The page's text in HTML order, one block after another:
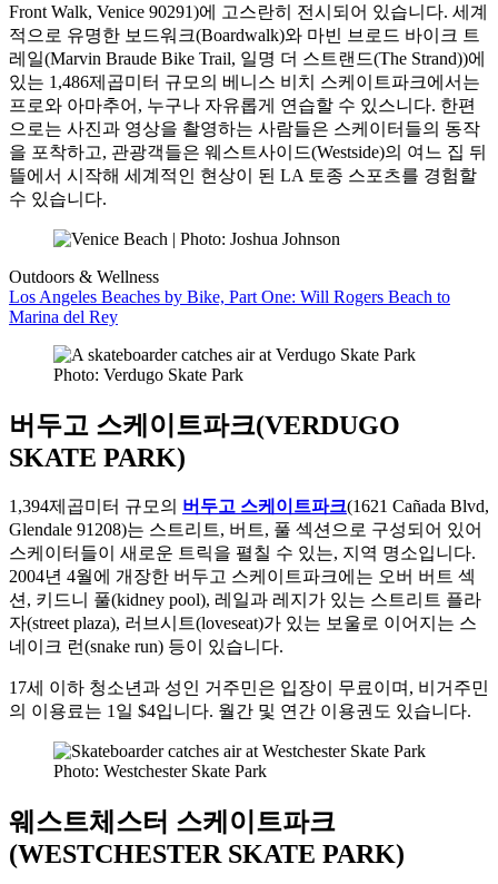
Front Walk, Venice 90291)에 고스란히 전시되어 있습니다. 세계
적으로 유명한 보드워크(Boardwalk)와 마빈 브로드 바이크 트
레일(Marvin Braude Bike Trail, 일명 더 스트랜드(The Strand))에
있는 1,486제곱미터 규모의 베니스 비치 스케이트파크에서는
프로와 아마추어, 누구나 자유롭게 연습할 수 있스니다. 한편
으로는 사진과 영상을 촬영하는 사람들은 스케이터들의 동작
을 포착하고, 관광객들은 웨스트사이드(Westside)의 여느 집 뒤
뜰에서 시작해 세계적인 현상이 된 LA 토종 스포츠를 경험할
수 있습니다.
Outdoors & Wellness
Los Angeles Beaches by Bike, Part One: Will Rogers Beach to
Marina del Rey
Photo: Verdugo Skate Park
버두고 스케이트파크(VERDUGO
SKATE PARK)
1,394제곱미터 규모의 버두고 스케이트파크(1621 Cañada Blvd,
Glendale 91208)는 스트리트, 버트, 풀 섹션으로 구성되어 있어
스케이터들이 새로운 트릭을 펼칠 수 있는, 지역 명소입니다.
2004년 4월에 개장한 버두고 스케이트파크에는 오버 버트 섹
션, 키드니 풀(kidney pool), 레일과 레지가 있는 스트리트 플라
자(street plaza), 러브시트(loveseat)가 있는 보울로 이어지는 스
네이크 런(snake run) 등이 있습니다.
17세 이하 청소년과 성인 거주민은 입장이 무료이며, 비거주민
의 이용료는 1일 $4입니다. 월간 및 연간 이용권도 있습니다.
Photo: Westchester Skate Park
웨스트체스터 스케이트파크
(WESTCHESTER SKATE PARK)